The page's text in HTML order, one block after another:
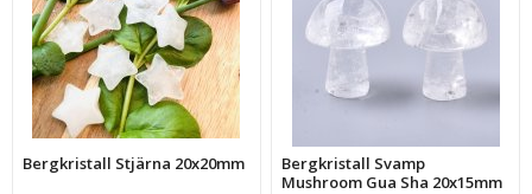
Bergkristall Stjärna 20x20mm
Bergkristall Svamp
Mushroom Gua Sha 20x15mm